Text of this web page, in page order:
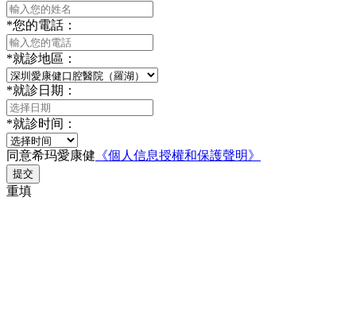
*您的電話：
*就診地區：
*就診日期：
*就診时间：
同意希玛愛康健 《個人信息授權和保護聲明》
提交
重填